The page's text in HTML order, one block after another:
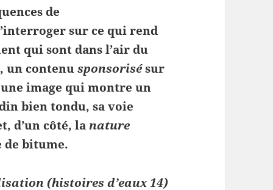
de
sur ce qui rend
qui sont dans l’air du
un contenusponsorisésur
image qui montre un
bien tondu, sa voie
d’un côté, lanature
de bitume.
(histoires d’eaux 14)